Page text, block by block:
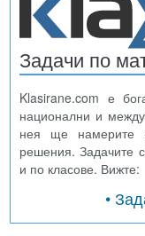
Задачи по
Klasirane.com е
национални и
нея ще намерите
решения. Задачите
и по класове. Вижте:
•